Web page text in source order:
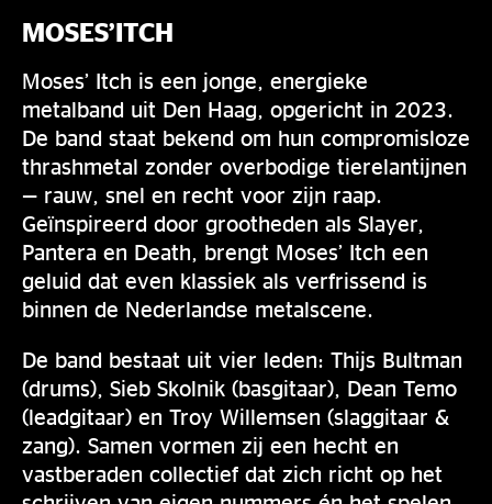
MOSES’ITCH
Moses’ Itch is een jonge, energieke
metalband uit Den Haag, opgericht in 2023.
De band staat bekend om hun compromisloze
thrashmetal zonder overbodige tierelantijnen
— rauw, snel en recht voor zijn raap.
Geïnspireerd door grootheden als Slayer,
Pantera en Death, brengt Moses’ Itch een
geluid dat even klassiek als verfrissend is
binnen de Nederlandse metalscene.
De band bestaat uit vier leden: Thijs Bultman
(drums), Sieb Skolnik (basgitaar), Dean Temo
(leadgitaar) en Troy Willemsen (slaggitaar &
zang). Samen vormen zij een hecht en
vastberaden collectief dat zich richt op het